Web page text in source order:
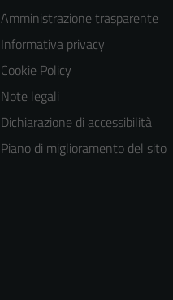
Amministrazione trasparente
Informativa privacy
Cookie Policy
Note legali
Dichiarazione di accessibilità
Piano di miglioramento del sito